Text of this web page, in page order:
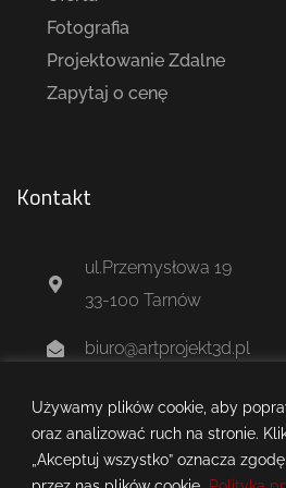
Używamy plików cookie, aby
oraz analizować ruch na stronie.
„Akceptuj wszystko” oznacza
Fotografia
Projektowanie Zdalne
Zapytaj o cenę
Kontakt
ul.Przemysłowa 19
33-100 Tarnów
biuro@artprojekt3d.pl
+48 604 244 637